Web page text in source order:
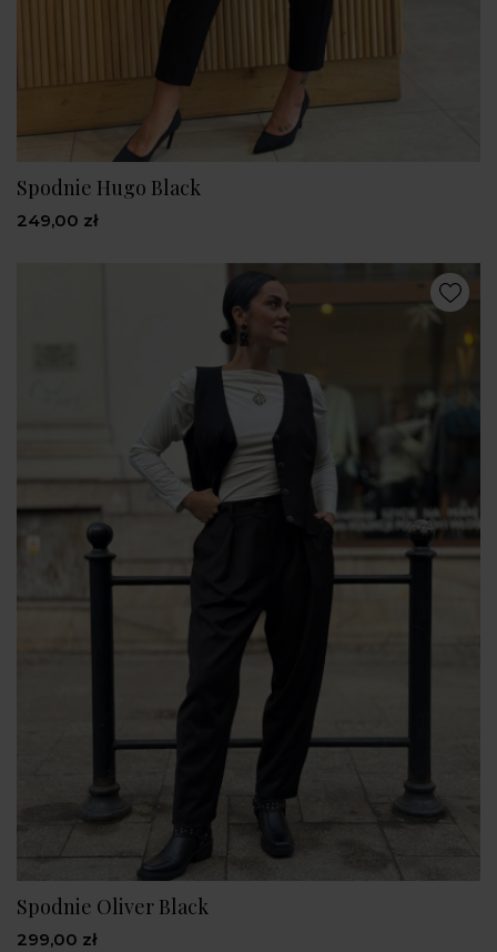
Spodnie Hugo Black
249,00 zł
Spodnie Oliver Black
299,00 zł